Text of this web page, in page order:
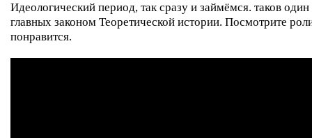
Идеологический период, так сразу и займёмся. таков один
главных законом Теоретической истории. Посмотрите
понравится.